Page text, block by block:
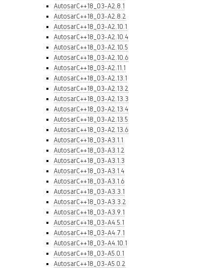
AutosarC++18_03-A2.8.1
AutosarC++18_03-A2.8.2
AutosarC++18_03-A2.10.1
AutosarC++18_03-A2.10.4
AutosarC++18_03-A2.10.5
AutosarC++18_03-A2.10.6
AutosarC++18_03-A2.11.1
AutosarC++18_03-A2.13.1
AutosarC++18_03-A2.13.2
AutosarC++18_03-A2.13.3
AutosarC++18_03-A2.13.4
AutosarC++18_03-A2.13.5
AutosarC++18_03-A2.13.6
AutosarC++18_03-A3.1.1
AutosarC++18_03-A3.1.2
AutosarC++18_03-A3.1.3
AutosarC++18_03-A3.1.4
AutosarC++18_03-A3.1.6
AutosarC++18_03-A3.3.1
AutosarC++18_03-A3.3.2
AutosarC++18_03-A3.9.1
AutosarC++18_03-A4.5.1
AutosarC++18_03-A4.7.1
AutosarC++18_03-A4.10.1
AutosarC++18_03-A5.0.1
AutosarC++18_03-A5.0.2